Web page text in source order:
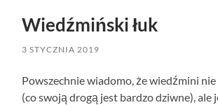
Wiedźmiński łuk
3 STYCZNIA 2019
Powszechnie wiadomo, że wiedźmini
(co swoją drogą jest bardzo dziwne), ale